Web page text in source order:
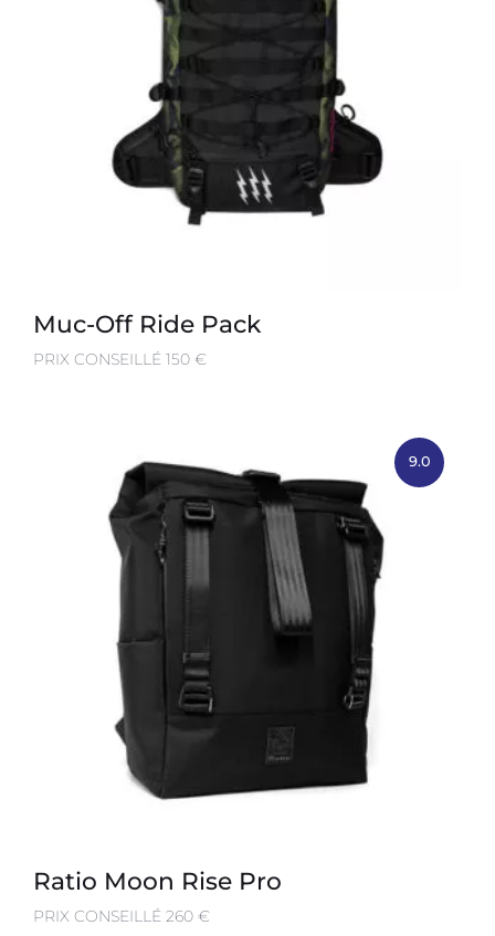
Muc-Off Ride Pack
PRIX CONSEILLÉ 150 €
9.0
Ratio Moon Rise Pro
PRIX CONSEILLÉ 260 €